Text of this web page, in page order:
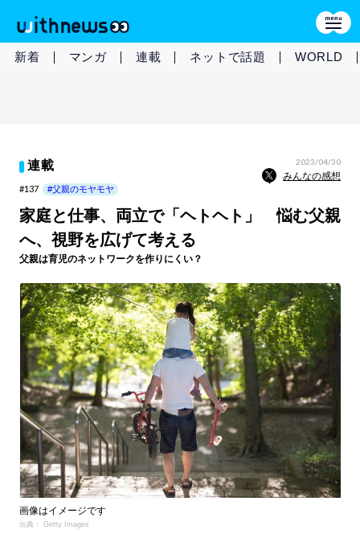
新着 マンガ 連載 ネットで話題 WORLD
連載 2023/04/30
みんなの感想
#137 #父親のモヤモヤ
家庭と仕事、両立で「ヘトヘト」 悩む父親
へ、視野を広げて考える
父親は育児のネットワークを作りにくい？
画像はイメージです
出典： Getty Images